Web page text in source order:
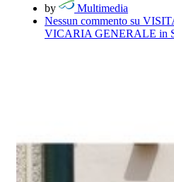
by
Multimedia
Nessun commento su
VICARIA GENERALE in